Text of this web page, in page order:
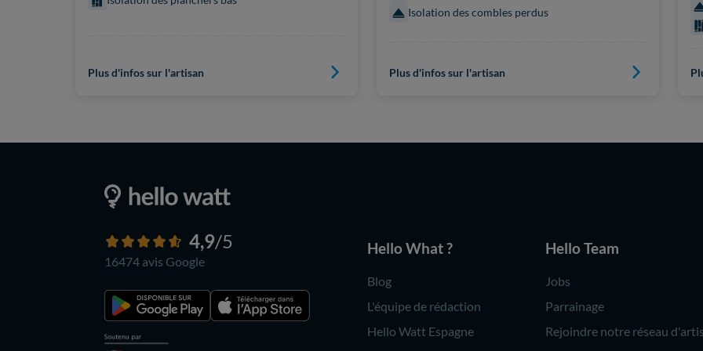
Plus d'infos sur l'artisan
Isolation des combles perdus
Plus d'infos sur l'artisan
4,9/5
16474 avis Google
Hello What ?
Blog
L'équipe de rédaction
Hello Watt Espagne
Hello Team
Jobs
Parrainage
Rejoindre notre réseau